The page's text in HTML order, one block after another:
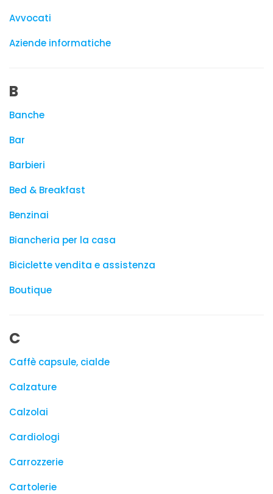
Avvocati
Aziende informatiche
B
Banche
Bar
Barbieri
Bed & Breakfast
Benzinai
Biancheria per la casa
Biciclette vendita e assistenza
Boutique
C
Caffè capsule, cialde
Calzature
Calzolai
Cardiologi
Carrozzerie
Cartolerie